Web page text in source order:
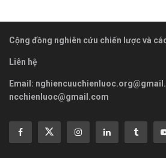
Cộng đồng nghiên cứu chiến lược và
Liên hệ
Email:
ncchienluoc@gmail.com